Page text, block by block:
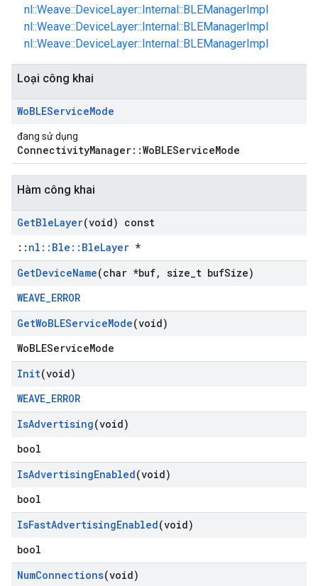
nl::Weave::DeviceLayer::Internal::BLEManagerImpl
nl::Weave::DeviceLayer::Internal::BLEManagerImpl
nl::Weave::DeviceLayer::Internal::BLEManagerImpl
Loại công khai
WoBLEServiceMode
đang sử dụng
ConnectivityManager::WoBLEServiceMode
Hàm công khai
GetBleLayer(void) const
:: nl::Ble::BleLayer *
GetDeviceName(char *buf, size t bufSize)
WEAVE_ERROR
GetWoBLEServiceMode(void)
WoBLEServiceMode
Init(void)
WEAVE_ERROR
IsAdvertising(void)
bool
IsAdvertisingEnabled(void)
bool
IsFastAdvertisingEnabled(void)
bool
NumConnections(void)